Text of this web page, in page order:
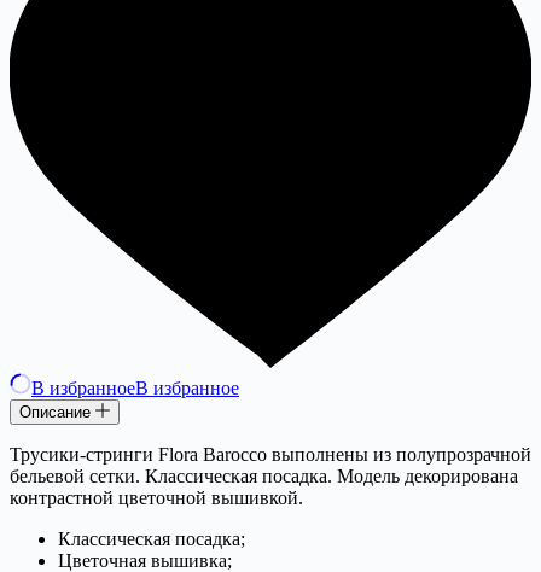
В избранноеВ избранное
Описание
Трусики-стринги Flora Barocco выполнены из полупрозрачной
бельевой сетки. Классическая посадка. Модель декорирована
контрастной цветочной вышивкой.
Классическая посадка;
Цветочная вышивка;